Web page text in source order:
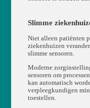
Slimme
Niet alleen patiënten
ziekenhuizen
slimme sensoren.
Moderne
sensoren om
kan automatisch
verpleegkundigen
toestellen.